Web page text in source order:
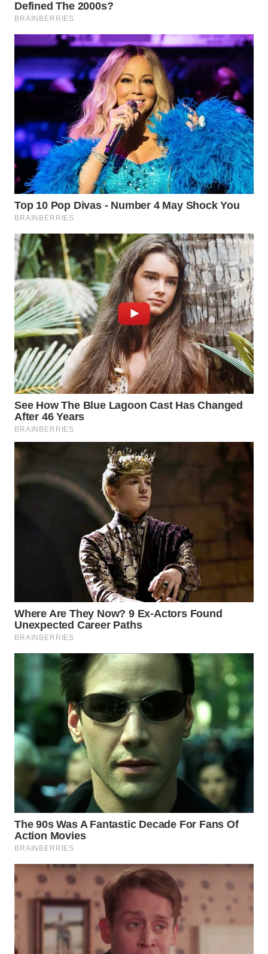
TAPANULI
TENGAH
WN DELI
SERDANG
WN
TEBING
TINGGI
WN
PAKPAK
KARAWANG
WN
BEKASI
WN
BOGOR
WN
DEPOK
WN
TAPANULI
UTARA
SAMOSIR
WN
CIANJUR
WN
KEPULAUAN
TANGERANG
WN
BINJAI
WN
CIREBON
WN
KUNINGAN
WN
MAJALENGKA